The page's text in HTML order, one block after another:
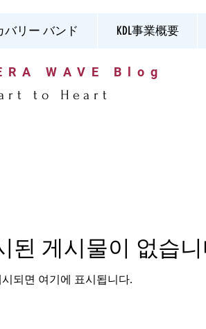
バリー バンド KDL事業概要
WAVE Blog
to Heart
된 게시물이 없습니
되면 여기에 표시됩니다.